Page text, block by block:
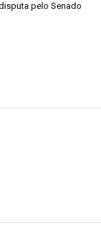
pelo Senado